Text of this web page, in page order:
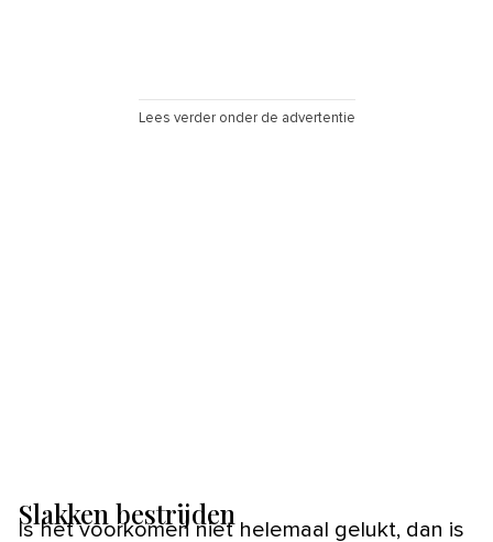
Lees verder onder de advertentie
Slakken bestrijden
Is het voorkomen niet helemaal gelukt, dan is